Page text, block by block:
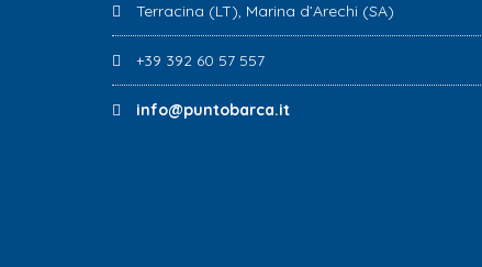
Terracina (LT), Marina d’Arechi (SA)
+39 392 60 57 557
info@puntobarca.it